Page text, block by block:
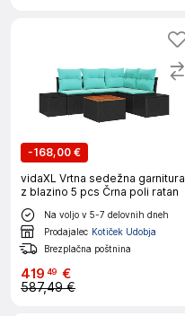
-168,00 €
vidaXL Vrtna sedežna garnitura
z blazino 5 pcs Črna poli ratan
Na voljo v 5-7 delovnih dneh
Prodajalec Kotiček Udobja
Brezplačna poštnina
419 49 €
587,49 €